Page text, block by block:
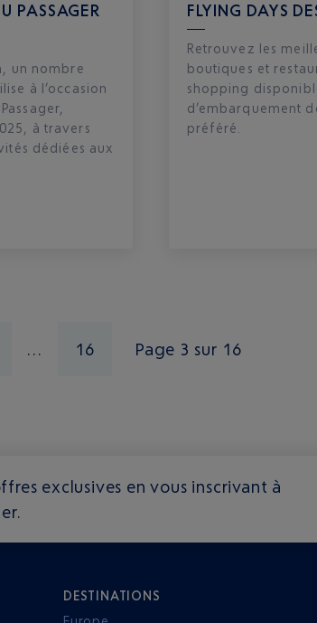
PASSAGER
un nombre
à l’occasion
à travers
dédiées aux
FLYING DAYS
Retrouvez les
boutiques et
shopping
d’embarquement
préféré.
16 Page 3 sur 16
exclusives en vous inscrivant à
DESTINATIONS